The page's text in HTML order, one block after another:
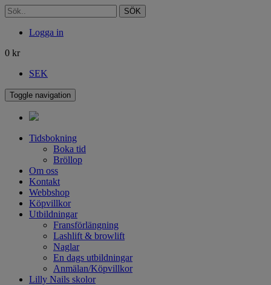
SÖK
Logga in
0 kr
SEK
Toggle navigation
Tidsbokning
Boka tid
Bröllop
Om oss
Kontakt
Webbshop
Köpvillkor
Utbildningar
Fransförlängning
Lashlift & browlift
Naglar
En dags utbildningar
Anmälan/Köpvillkor
Lilly Nails skolor